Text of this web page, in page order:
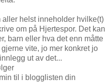
helst inneholder hvilke(t)
om på Hjertespor. Det kan
barn eller hva det enn måtte
vite, jo mer konkret jo
ut av det...
til i blogglisten din